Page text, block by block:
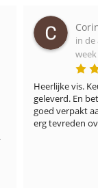
in de
week
Super, lekker .
goed verpakt
fijn vond, dat
schoongemaakt